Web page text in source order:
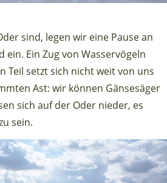
sind, legen wir eine Pause an
ein. Ein Zug von Wasservögeln
Teil setzt sich nicht weit von uns
Ast: wir können Gänsesäger
sich auf der Oder nieder, es
sein.